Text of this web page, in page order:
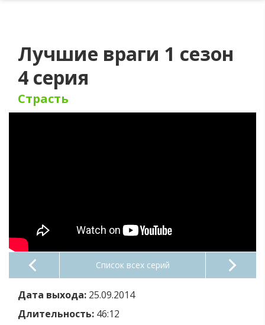
Лучшие враги 1 сезон
4 серия
Страсть
Список всех серий
Дата выхода: 25.09.2014
Длительность: 46:12